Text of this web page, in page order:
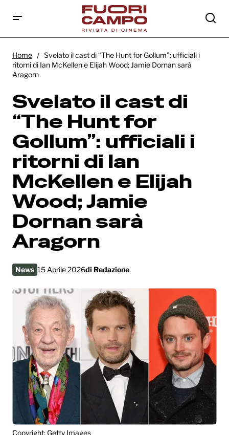
ufficiali i ritorni di Ian McKellen e Elijah
Wood; Jamie Dornan sarà Aragorn
Home
Svelato il cast di “The Hunt for Gollum”: ufficiali i
ritorni di Ian McKellen e Elijah Wood; Jamie Dornan sarà
Aragorn
Svelato il cast di
“The Hunt for
Gollum”: ufficiali i
ritorni di Ian
McKellen e Elijah
Wood; Jamie
Dornan sarà
Aragorn
News 15 Aprile 2026di Redazione
Copyright: Getty Images